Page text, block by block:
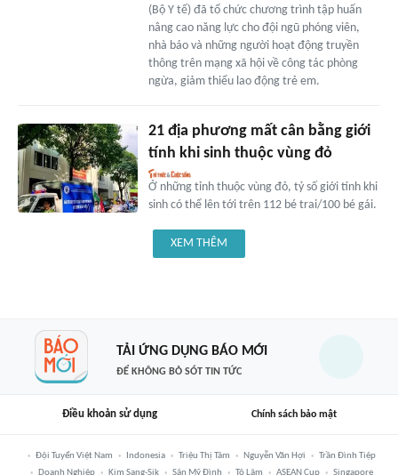
(Bộ Y tế) đã tổ chức chương trình tập huấn
nâng cao năng lực cho đội ngũ phóng viên,
nhà báo và những người hoạt động truyền
thông trên mạng xã hội về công tác phòng
ngừa, giảm thiểu lao động trẻ em.
21 địa phương mất cân bằng giới
tính khi sinh thuộc vùng đỏ
Ở những tỉnh thuộc vùng đỏ, tỷ số giới tính khi
sinh có thể lên tới trên 112 bé trai/100 bé gái.
XEM THÊM
TẢI ỨNG DỤNG BÁO MỚI
ĐỂ KHÔNG BỎ SÓT TIN TỨC
Điều khoản sử dụng Chính sách bảo mật
Đội Tuyển Việt Nam Indonesia Triệu Thị Tâm Nguyễn Văn Hợi
Trần Đình Tiệp
Doanh Nghiệp
Kim Sang-Sik Sân Mỹ Đình Tô Lâm ASEAN Cup Singapore